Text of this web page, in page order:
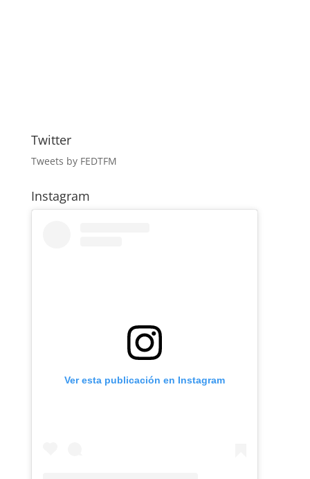
Twitter
Tweets by FEDTFM
Instagram
Ver esta publicación en Instagram